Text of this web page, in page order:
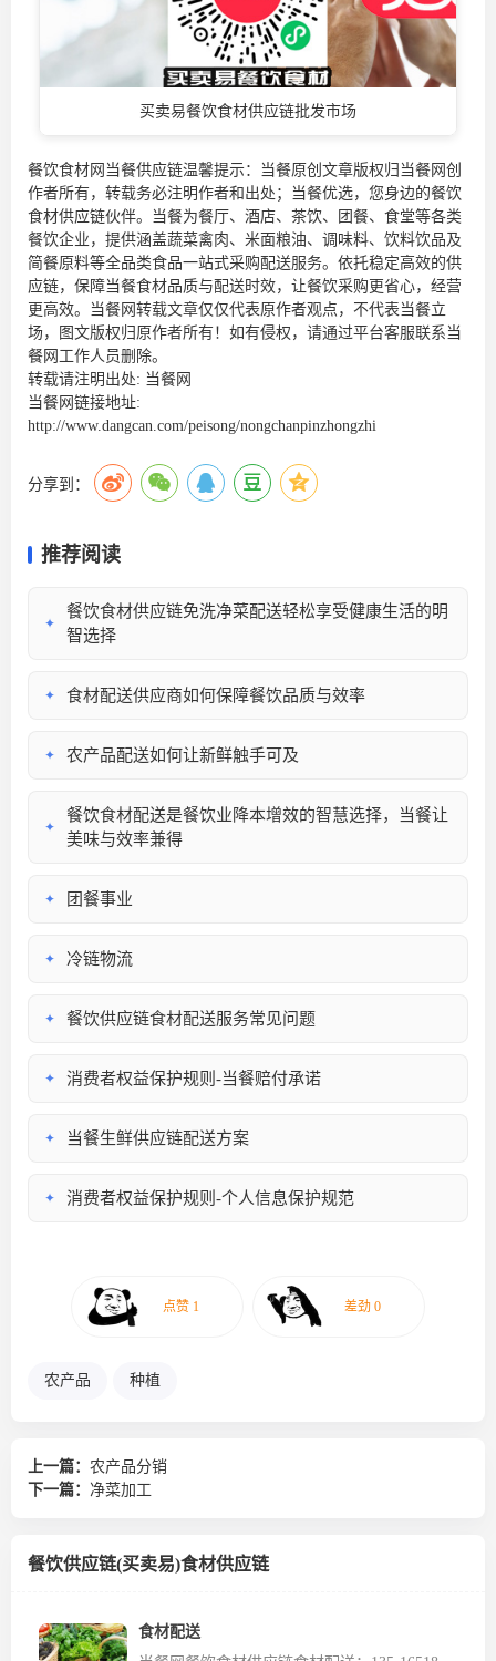
买卖易餐饮食材供应链批发市场
餐饮食材网当餐供应链温馨提示：当餐原创文章版权归当餐网创
作者所有，转载务必注明作者和出处；当餐优选，您身边的餐饮
食材供应链伙伴。当餐为餐厅、酒店、茶饮、团餐、食堂等各类
餐饮企业，提供涵盖蔬菜禽肉、米面粮油、调味料、饮料饮品及
简餐原料等全品类食品一站式采购配送服务。依托稳定高效的供
应链，保障当餐食材品质与配送时效，让餐饮采购更省心，经营
更高效。当餐网转载文章仅仅代表原作者观点，不代表当餐立
场，图文版权归原作者所有！如有侵权，请通过平台客服联系当
餐网工作人员删除。
转载请注明出处: 当餐网
当餐网链接地址:
http://www.dangcan.com/peisong/nongchanpinzhongzhi
分享到：
推荐阅读
✦
餐饮食材供应链免洗净菜配送轻松享受健康生活的明
智选择
✦ 食材配送供应商如何保障餐饮品质与效率
✦ 农产品配送如何让新鲜触手可及
✦
餐饮食材配送是餐饮业降本增效的智慧选择，当餐让
美味与效率兼得
✦ 团餐事业
✦ 冷链物流
✦ 餐饮供应链食材配送服务常见问题
✦ 消费者权益保护规则-当餐赔付承诺
✦ 当餐生鲜供应链配送方案
✦ 消费者权益保护规则-个人信息保护规范
农产品 种植
上一篇： 农产品分销
下一篇： 净菜加工
餐饮供应链(买卖易)食材供应链
食材配送